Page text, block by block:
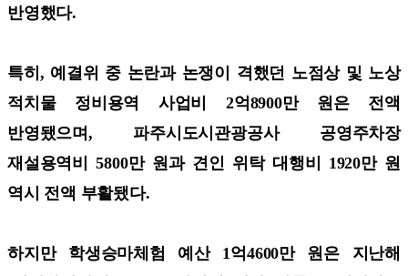
반영했다.
특히, 예결위 중 논란과 논쟁이 격했던 노점상 및 노상
적치물 정비용역 사업비 2억8900만 원은 전액
반영됐으며, 파주시도시관광공사 공영주차장
재설용역비 5800만 원과 견인 위탁 대행비 1920만 원
역시 전액 부활됐다.
하지만 학생승마체험 예산 1억4600만 원은 지난해